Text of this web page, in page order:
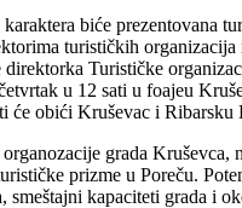
biće prezentovana
turističkih
Turističke
u 12 sati u foajeu
će obići Kruševac i Ribarsku
grada Kruševca,
prizme u Poreču.
smeštajni kapaciteti grada i